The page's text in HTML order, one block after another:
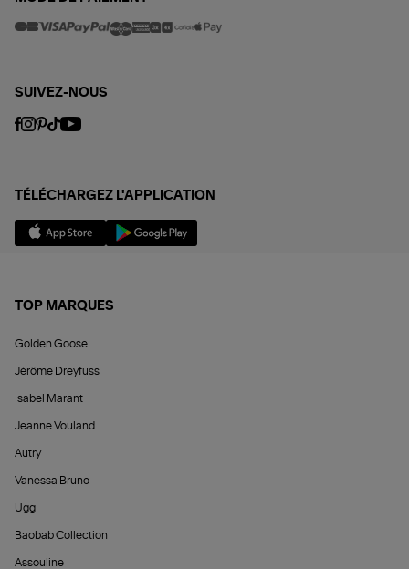
SUIVEZ-NOUS
TÉLÉCHARGEZ L'APPLICATION
TOP MARQUES
Golden Goose
Jérôme Dreyfuss
Isabel Marant
Jeanne Vouland
Autry
Vanessa Bruno
Ugg
Baobab Collection
Assouline